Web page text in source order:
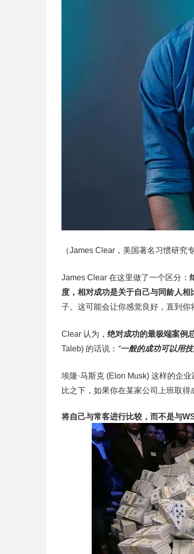
（James Clear，美国著名习惯研究
James Clear 在这里做了一个区分：
度，相对成功是关于自己与同龄人相
子。这可能会让你感觉良好，直到你
Clear 认为， 绝对成功的最极端案例
Taleb) 的话说： “一般的成功可以用
埃隆·马斯克 (Elon Musk) 这样的企
比之下，如果你在某家公司上班取得
将自己与常客进行比较，而不是与